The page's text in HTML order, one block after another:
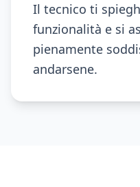
Il tecnico ti
funzionalità e si
pienamente
andarsene.